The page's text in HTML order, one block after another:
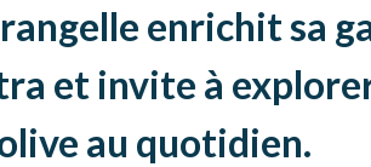
enrichit sa
et invite à
au quotidien.